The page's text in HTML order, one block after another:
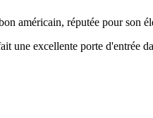
américain, réputée pour son
une excellente porte d'entrée